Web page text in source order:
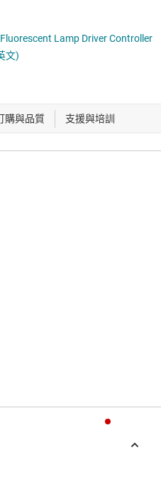
Lamp Driver Controller
文)